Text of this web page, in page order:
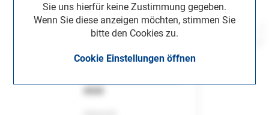
Sie uns hierfür keine Zustimmung gegeben.
Wenn Sie diese anzeigen möchten, stimmen Sie
bitte den Cookies zu.
Cookie Einstellungen öffnen